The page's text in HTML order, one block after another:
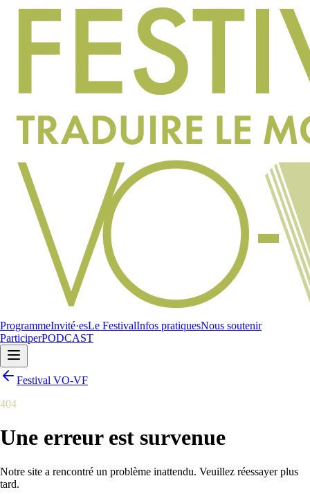
ProgrammeInvité·esLe FestivalInfos pratiquesNous soutenir
ParticiperPODCAST
Festival VO-VF
404
Une erreur est survenue
Notre site a rencontré un problème inattendu. Veuillez réessayer plus
tard.